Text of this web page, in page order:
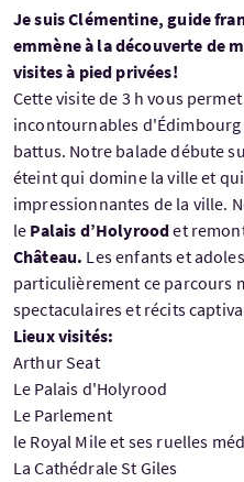
Je suis Clémentine, guide
emmène à la découverte de
visites à pied privées!
Cette visite de 3 h vous
incontournables
battus. Notre balade débute
éteint qui domine la ville et
impressionnantes de la ville.
le Palais d’Holyroodet
Château. Les enfants et
particulièrement ce parcours
spectaculaires et récits
Lieux visités:
Arthur Seat
Le Palais d'Holyrood
Le Parlement
le Royal Mile et ses ruelles
La Cathédrale St Giles